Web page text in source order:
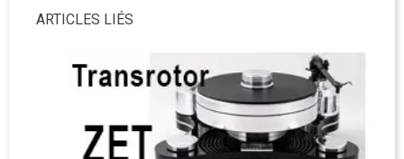
ARTICLES LIÉS